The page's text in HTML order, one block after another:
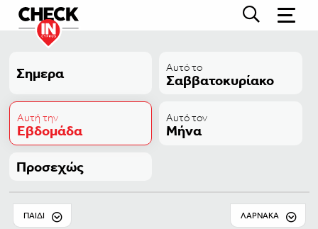
Σημερα Αυτό το
Σαββατοκυρίακο
Αυτή την
Εβδομάδα
Αυτό τον
Μήνα
Προσεχώς
ΠΑΙΔΊ ΛΆΡΝΑΚΑ